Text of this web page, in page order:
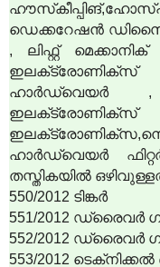
ഡെക്കറേഷന്‍
, ലിഫ്റ്റ്
ഇലക്‌ട്രോണിക്‌സ്
ഹാര്‍ഡ്‌വെയര്‍
ഇലക്‌ട്രോണിക്‌സ്
ഹാര്‍ഡ്‌വെയര്‍
തസ്തികയില്‍
550/2012 ടിങ്കര്‍
551/2012 ഡ്രൈവര്‍
552/2012 ഡ്രൈവര്‍
553/2012